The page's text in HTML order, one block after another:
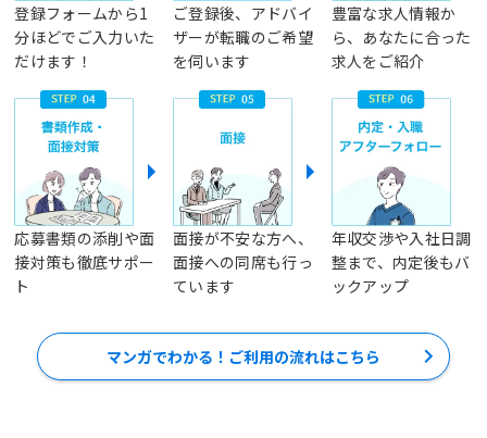
登録フォームから1
分ほどでご入力いた
だけます！
ご登録後、アドバイ
ザーが転職のご希望
を伺います
豊富な求人情報か
ら、あなたに合った
求人をご紹介
応募書類の添削や面
接対策も徹底サポー
ト
面接が不安な方へ、
面接への同席も行っ
ています
年収交渉や入社日調
整まで、内定後もバ
ックアップ
マンガでわかる！ご利用の流れはこちら